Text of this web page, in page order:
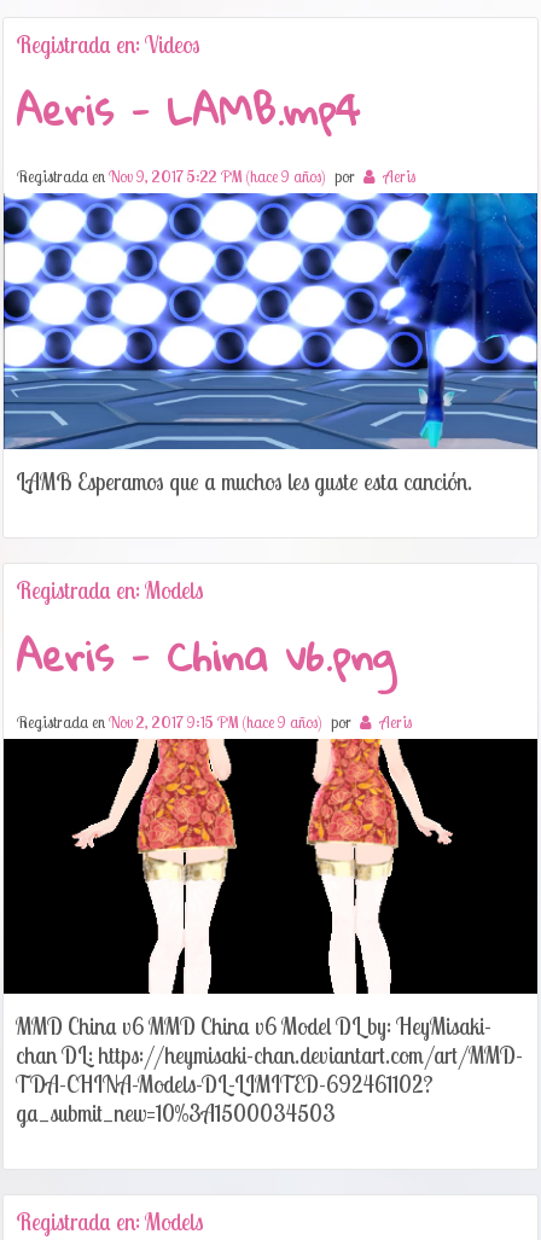
Registrada en: Videos
Aeris - LAMB.mp4
Registrada enNov 9, 2017 5:22 PM (hace 9 años) por Aeris
LAMB Esperamos que a muchos les guste esta canción.
Registrada en: Models
Aeris - China v6.png
Registrada enNov 2, 2017 9:15 PM (hace 9 años) por Aeris
MMD China v6 MMD China v6 Model DL by: HeyMisaki-
chan DL: https://heymisaki-chan.deviantart.com/art/MMD-
TDA-CHINA-Models-DL-LIMITED-692461102?
ga_submit_new=10%3A1500034503
Registrada en: Models